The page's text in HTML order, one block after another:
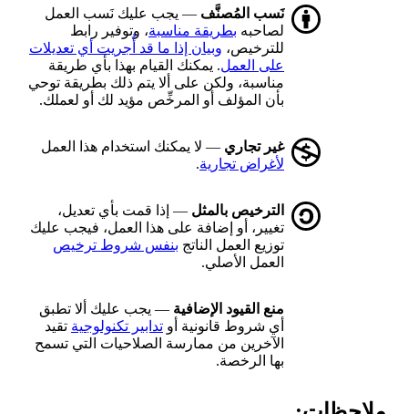
نَسب المُصنَّف — يجب عليك نَسب العمل
لصاحبه بطريقة مناسبة، وتوفير رابط
للترخيص، وبيان إذا ما قد أُجريت أي تعديلات
على العمل. يمكنك القيام بهذا بأي طريقة
مناسبة، ولكن على ألا يتم ذلك بطريقة توحي
بأن المؤلف أو المرخِّص مؤيد لك أو لعملك.
غير تجاري — لا يمكنك استخدام هذا العمل
لأغراض تجارية.
الترخيص بالمثل — إذا قمت بأي تعديل،
تغيير، أو إضافة على هذا العمل، فيجب عليك
توزيع العمل الناتج بنفس شروط ترخيص
العمل الأصلي.
منع القيود الإضافية — يجب عليك ألا تطبق
أي شروط قانونية أو تدابير تكنولوجية تقيد
الآخرين من ممارسة الصلاحيات التي تسمح
بها الرخصة.